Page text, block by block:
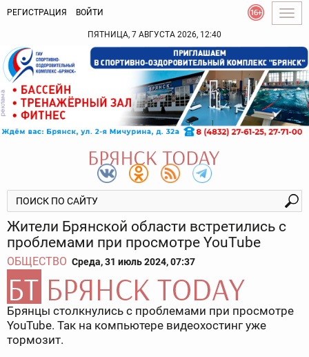
РЕГИСТРАЦИЯ ВОЙТИ
ПЯТНИЦА, 7 АВГУСТА 2026, 12:40
Жители Брянской области встретились с
проблемами при просмотре YouTube
ОБЩЕСТВО Среда, 31 июль 2024, 07:37
Брянцы столкнулись с проблемами при просмотре
YouTube. Так на компьютере видеохостинг уже
тормозит.